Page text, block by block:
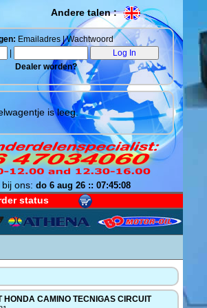
Andere talen :
Emailadres | Wachtwoord
Dealer worden?
is leeg.
ons: do 6 aug 26 :: 07:45:08
status
HONDA CAMINO TECNIGAS CIRCUIT